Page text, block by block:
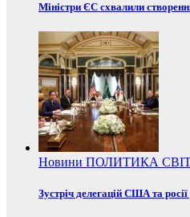
Міністри ЄС схвалили
Новини ПОЛИТИКА
Зустріч делегацій США та росії